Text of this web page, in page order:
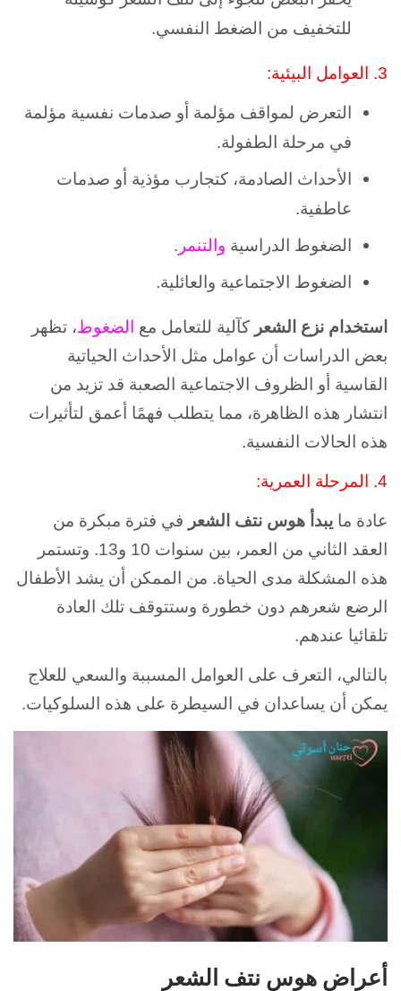
للتخفيف من الضغط النفسي.
3. العوامل البيئية:
التعرض لمواقف مؤلمة أو صدمات نفسية مؤلمة
في مرحلة الطفولة.
الأحداث الصادمة، كتجارب مؤذية أو صدمات
عاطفية.
الضغوط الدراسية والتنمر .
الضغوط الاجتماعية والعائلية.
استخدام نزع الشعر كآلية للتعامل مع الضغوط، تظهر
بعض الدراسات أن عوامل مثل الأحداث الحياتية
القاسية أو الظروف الاجتماعية الصعبة قد تزيد من
انتشار هذه الظاهرة، مما يتطلب فهمًا أعمق لتأثيرات
هذه الحالات النفسية.
4. المرحلة العمرية:
عادة ما يبدأ هوس نتف الشعر في فترة مبكرة من
العقد الثاني من العمر، بين سنوات 10 و13. وتستمر
هذه المشكلة مدى الحياة. من الممكن أن يشد الأطفال
الرضع شعرهم دون خطورة وستتوقف تلك العادة
تلقائيا عندهم.
بالتالي، التعرف على العوامل المسببة والسعي للعلاج
يمكن أن يساعدان في السيطرة على هذه السلوكيات.
أعراض هوس نتف الشعر